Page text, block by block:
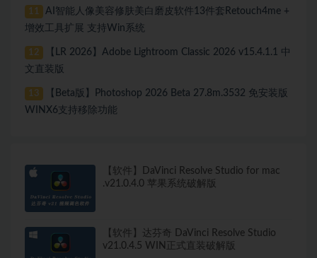
11
AI智能人像美容修肤美白磨皮软件13件套Retouch4me +
增效工具扩展 支持Win系统
12
【LR 2026】Adobe Lightroom Classic 2026 v15.4.1.1 中
文直装版
13
【Beta版】Photoshop 2026 Beta 27.8m.3532 免安装版
WINX6支持移除功能
【软件】DaVinci Resolve Studio for mac
.v21.0.4.0 苹果系统破解版
【软件】达芬奇 DaVinci Resolve Studio
v21.0.4.5 WIN正式直装破解版